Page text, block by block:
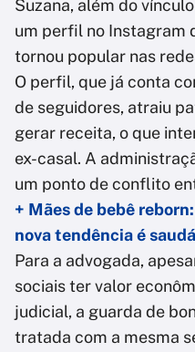
Suzana, além do
um perfil no Instagram
tornou popular nas
O perfil, que já conta
de seguidores, atraiu
gerar receita, o que
ex-casal. A
um ponto de conflito
+ Mães de bebê
nova tendência é
Para a advogada,
sociais ter valor
judicial, a guarda de
tratada com a mesma